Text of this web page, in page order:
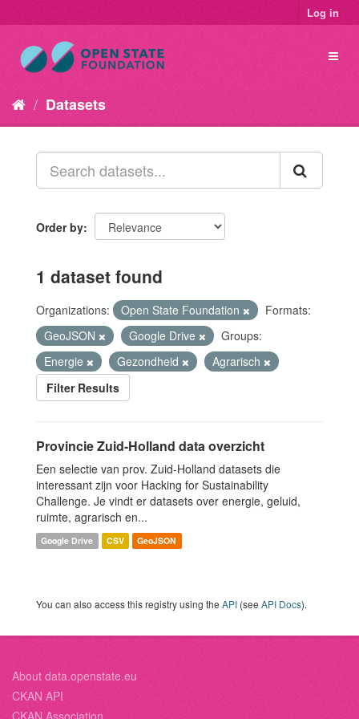
Log in
Datasets
Order by
1 dataset found
Organizations: Open State Foundation
Formats:
GeoJSON
Google Drive
Groups:
Energie
Gezondheid
Agrarisch
Filter Results
Provincie Zuid-Holland data overzicht
Een selectie van prov. Zuid-Holland datasets die
interessant zijn voor Hacking for Sustainability
Challenge. Je vindt er datasets over energie, geluid,
ruimte, agrarisch en...
Google Drive CSV GeoJSON
You can also access this registry using the API (see API Docs).
About data.openstate.eu
CKAN API
CKAN Association